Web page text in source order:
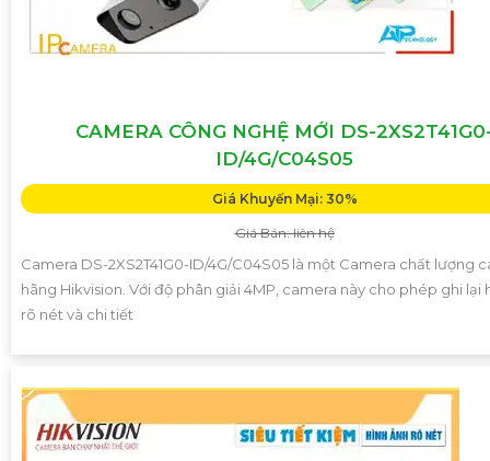
CAMERA CÔNG NGHỆ MỚI DS-
ID/4G/C04S05
Giá Khuyến Mại: 30%
Giá Bán: liên hệ
Camera DS-2XS2T41G0-ID/4G/C04S05 là một Camera chất lượng
hãng Hikvision. Với độ phân giải 4MP, camera này cho phép ghi lại
rõ nét và chi tiết